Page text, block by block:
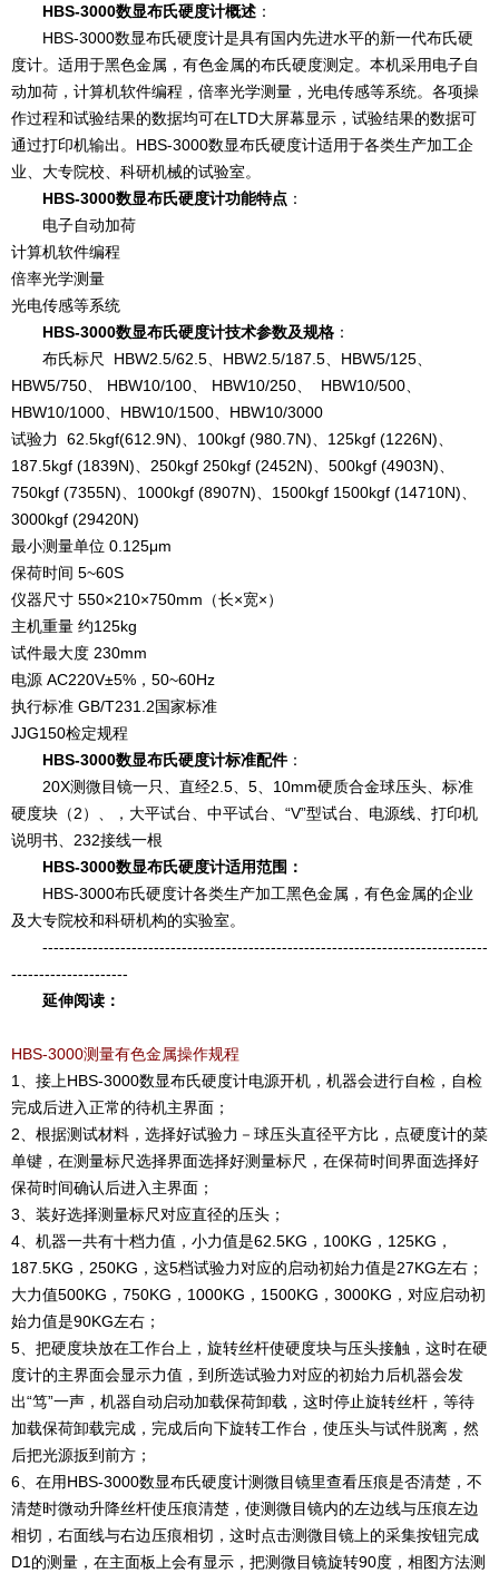
HBS-3000数显布氏硬度计概述 ：
HBS-3000数显布氏硬度计是具有国内先进水平的新一代布氏硬
度计。适用于黑色金属，有色金属的布氏硬度测定。本机采用电子自
动加荷，计算机软件编程，倍率光学测量，光电传感等系统。各项操
作过程和试验结果的数据均可在LTD大屏幕显示，试验结果的数据可
通过打印机输出。HBS-3000数显布氏硬度计适用于各类生产加工企
业、大专院校、科研机械的试验室。
HBS-3000数显布氏硬度计功能特点 ：
电子自动加荷
计算机软件编程
倍率光学测量
光电传感等系统
HBS-3000数显布氏硬度计技术参数及规格 ：
布氏标尺 HBW2.5/62.5、HBW2.5/187.5、HBW5/125、
HBW5/750、 HBW10/100、 HBW10/250、 HBW10/500、
HBW10/1000、HBW10/1500、HBW10/3000
试验力 62.5kgf(612.9N)、100kgf (980.7N)、125kgf (1226N)、
187.5kgf (1839N)、250kgf 250kgf (2452N)、500kgf (4903N)、
750kgf (7355N)、1000kgf (8907N)、1500kgf 1500kgf (14710N)、
3000kgf (29420N)
最小测量单位 0.125μm
保荷时间 5~60S
仪器尺寸 550×210×750mm（长×宽×）
主机重量 约125kg
试件最大度 230mm
电源 AC220V±5%，50~60Hz
执行标准 GB/T231.2国家标准
JJG150检定规程
HBS-3000数显布氏硬度计标准配件：
20X测微目镜一只、直经2.5、5、10mm硬质合金球压头、标准
硬度块（2）、，大平试台、中平试台、“V”型试台、电源线、打印机
说明书、232接线一根
HBS-3000数显布氏硬度计适用范围：
HBS-3000布氏硬度计各类生产加工黑色金属，有色金属的企业
及大专院校和科研机构的实验室。
--------------------------------------------------------------------------------
---------------------
延伸阅读：
HBS-3000测量有色金属操作规程
1、接上HBS-3000数显布氏硬度计电源开机，机器会进行自检，自检
完成后进入正常的待机主界面；
2、根据测试材料，选择好试验力－球压头直径平方比，点硬度计的菜
单键，在测量标尺选择界面选择好测量标尺，在保荷时间界面选择好
保荷时间确认后进入主界面；
3、装好选择测量标尺对应直径的压头；
4、机器一共有十档力值，小力值是62.5KG，100KG，125KG，
187.5KG，250KG，这5档试验力对应的启动初始力值是27KG左右；
大力值500KG，750KG，1000KG，1500KG，3000KG，对应启动初
始力值是90KG左右；
5、把硬度块放在工作台上，旋转丝杆使硬度块与压头接触，这时在硬
度计的主界面会显示力值，到所选试验力对应的初始力后机器会发
出“笃”一声，机器自动启动加载保荷卸载，这时停止旋转丝杆，等待
加载保荷卸载完成，完成后向下旋转工作台，使压头与试件脱离，然
后把光源扳到前方；
6、在用HBS-3000数显布氏硬度计测微目镜里查看压痕是否清楚，不
清楚时微动升降丝杆使压痕清楚，使测微目镜内的左边线与压痕左边
相切，右面线与右边压痕相切，这时点击测微目镜上的采集按钮完成
D1的测量，在主面板上会有显示，把测微目镜旋转90度，相图方法测